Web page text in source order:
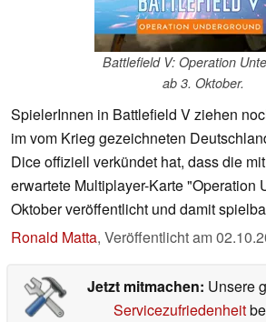
Battlefield V: Operation
ab 3. Oktober.
SpielerInnen in Battlefield V ziehen
im vom Krieg gezeichneten
Dice offiziell verkündet hat, dass die
erwartete Multiplayer-Karte "Operation
Oktober veröffentlicht und damit
Ronald Matta, Veröffentlicht am
Jetzt mitmachen: Unsere
Servicezufriedenheit